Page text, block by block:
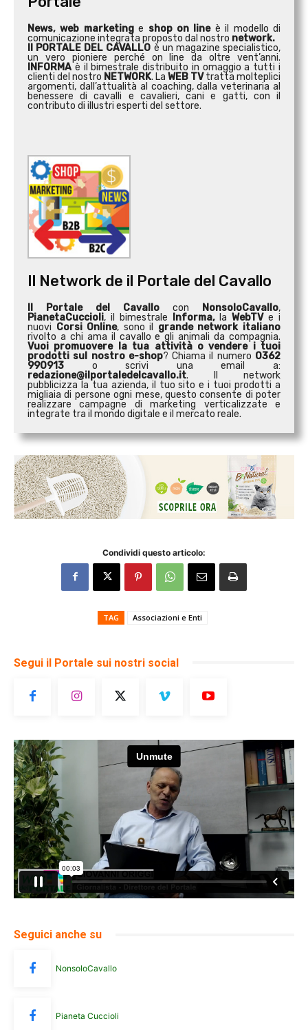
News, web marketinge shop on line è il modello di
comunicazione integrata proposto dal nostro network.
Il PORTALE DEL CAVALLO è un magazine specialistico,
un vero pioniere perché on line da oltre vent’anni.
INFORMA è il bimestrale distribuito in omaggio a tutti i
clienti del nostro NETWORK. La WEB TVtratta molteplici
argomenti, dall’attualità al coaching, dalla veterinaria al
benessere di cavalli e cavalieri, cani e gatti, con il
contributo di illustri esperti del settore.
Il Network de il Portale del Cavallo
Il Portale del Cavallo con NonsoloCavallo,
PianetaCuccioli, il bimestrale Informa,laWebTVe i
nuovi Corsi Online, sono il grande network italiano
rivolto a chi ama il cavallo e gli animali da compagnia.
Vuoi promuovere la tua attività ovendere i tuoi
prodotti sul nostro e-shop? Chiama il numero 0362
990913 o scrivi una email a:
redazione@ilportaledelcavallo.it. Il network
pubblicizza la tua azienda, il tuo sito e i tuoi prodotti a
migliaia di persone ogni mese, questo consente di poter
realizzare campagne di marketing verticalizzate e
integrate tra il mondo digitale e il mercato reale.
Condividi questo articolo:
TAG Associazioni e Enti
Segui il Portale sui nostri social
Seguici anche su
NonsoloCavallo
Pianeta Cuccioli